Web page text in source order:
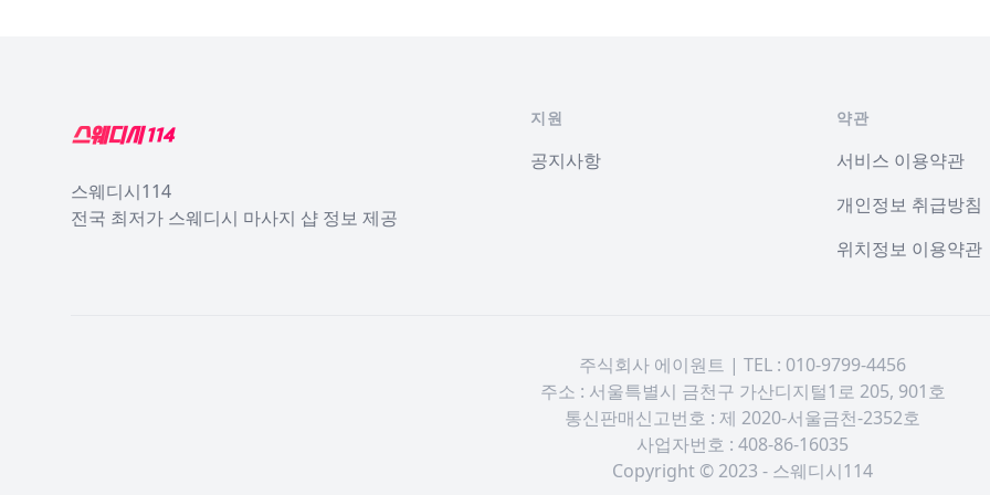
스웨디시114
전국 최저가 스웨디시 마사지 샵 정보 제공
지원
공지사항
약관
서비스 이용약관
개인정보 취급방침
위치정보 이용약관
주식회사 에이원트 | TEL : 010-9799-4456
주소 : 서울특별시 금천구 가산디지털1로 205, 901호
통신판매신고번호 : 제 2020-서울금천-2352호
사업자번호 : 408-86-16035
Copyright © 2023 - 스웨디시114